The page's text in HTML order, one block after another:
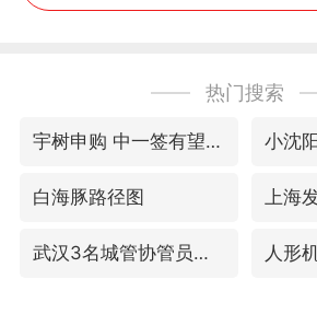
热门搜索
宇树申购 中一签有望赚20万元
白海豚路径图
武汉3名城管协管员殴打摊主被刑拘 人形